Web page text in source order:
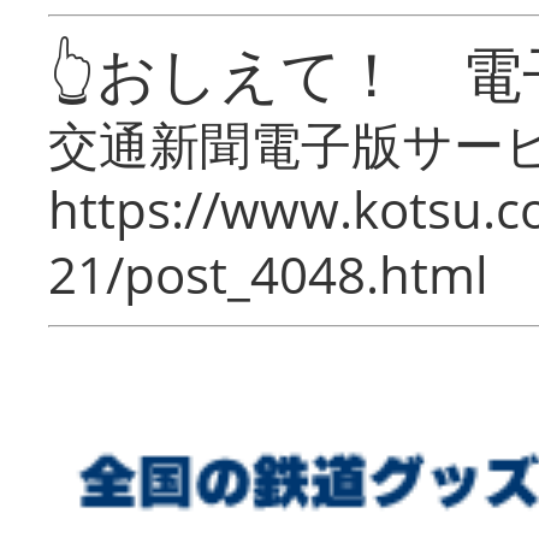
👆おしえて！ 電
交通新聞電子版サー
https://
21/post_4048.html